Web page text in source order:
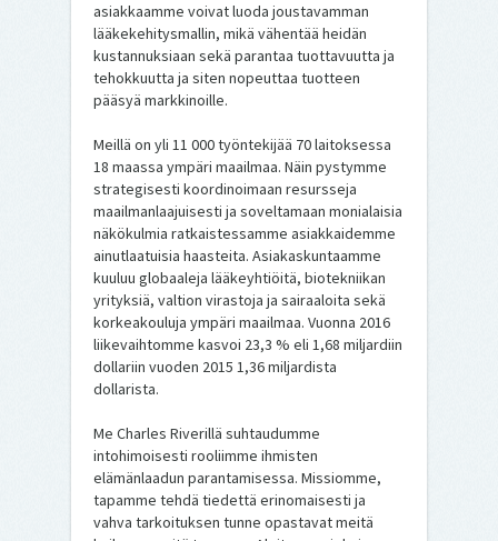
asiakkaamme voivat luoda joustavamman
lääkekehitysmallin, mikä vähentää heidän
kustannuksiaan sekä parantaa tuottavuutta ja
tehokkuutta ja siten nopeuttaa tuotteen
pääsyä markkinoille.
Meillä on yli 11 000 työntekijää 70 laitoksessa
18 maassa ympäri maailmaa. Näin pystymme
strategisesti koordinoimaan resursseja
maailmanlaajuisesti ja soveltamaan monialaisia
näkökulmia ratkaistessamme asiakkaidemme
ainutlaatuisia haasteita. Asiakaskuntaamme
kuuluu globaaleja lääkeyhtiöitä, biotekniikan
yrityksiä, valtion virastoja ja sairaaloita sekä
korkeakouluja ympäri maailmaa. Vuonna 2016
liikevaihtomme kasvoi 23,3 % eli 1,68 miljardiin
dollariin vuoden 2015 1,36 miljardista
dollarista.
Me Charles Riverillä suhtaudumme
intohimoisesti rooliimme ihmisten
elämänlaadun parantamisessa. Missiomme,
tapamme tehdä tiedettä erinomaisesti ja
vahva tarkoituksen tunne opastavat meitä